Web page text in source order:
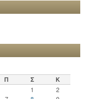
Π Σ Κ
1
2